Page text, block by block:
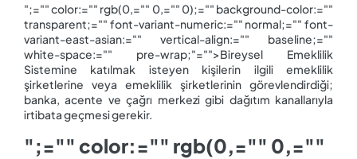
";="" color:="" rgb(0,="" 0,="" 0);="" background-color:=""
transparent;="" font-variant-numeric:="" normal;="" font-
variant-east-asian:="" vertical-align:="" baseline;=""
white-space:="" pre-wrap;"="">Bireysel Emeklilik
Sistemine katılmak isteyen kişilerin ilgili emeklilik
şirketlerine veya emeklilik şirketlerinin görevlendirdiği;
banka, acente ve çağrı merkezi gibi dağıtım kanallarıyla
irtibata geçmesi gerekir.
";="" color:="" rgb(0,="" 0,=""